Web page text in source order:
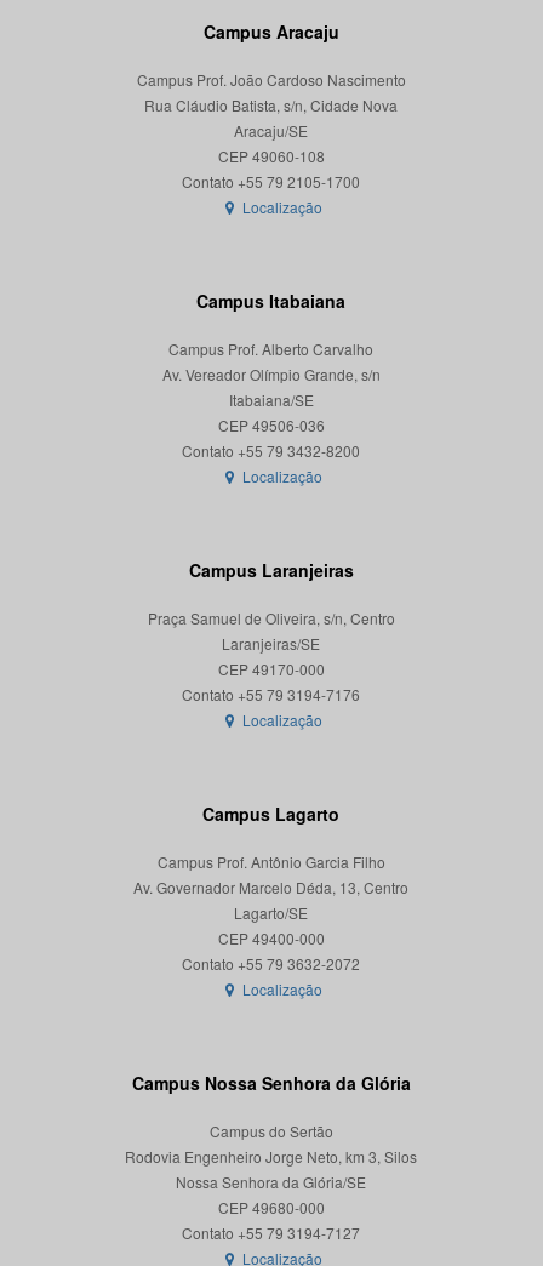
Campus Aracaju
Campus Prof. João Cardoso Nascimento
Rua Cláudio Batista, s/n, Cidade Nova
Aracaju/SE
CEP 49060-108
Localização
Campus Itabaiana
Campus Prof. Alberto Carvalho
Av. Vereador Olímpio Grande, s/n
Itabaiana/SE
CEP 49506-036
Localização
Campus Laranjeiras
Praça Samuel de Oliveira, s/n, Centro
Laranjeiras/SE
CEP 49170-000
Localização
Campus Lagarto
Campus Prof. Antônio Garcia Filho
Av. Governador Marcelo Déda, 13, Centro
Lagarto/SE
CEP 49400-000
Localização
Campus Nossa Senhora da Glória
Campus do Sertão
Rodovia Engenheiro Jorge Neto, km 3, Silos
Nossa Senhora da Glória/SE
CEP 49680-000
Localização